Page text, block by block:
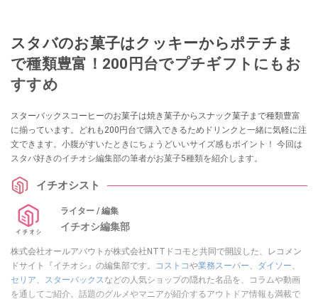
スタバのお菓子はクッキーからポテチま
で種類豊富！200円台でプチギフトにもお
すすめ
スターバックスコーヒーのお菓子は焼き菓子からスナック菓子まで種類豊富
に揃っています。どれも200円台で購入できるためドリンクと一緒に気軽に注
文できます。小腹がすいたときにちょうどいいサイズ感もポイント！ 今回は
スタバ好きのイチオシ編集部の筆者がお菓子5種類を紹介します。
イチオシスト
ライター / 編集
イチオシ編集部
株式会社オールアバウトが株式会社NTTドコモと共同で開設した、レコメン
ドサイト『イチオシ』の編集部です。
コストコや業務スーパー、 ダイソー、
セリア、 スターバックスなどの人気ショップの隠れた名品を、コラムや動画
を通してご紹介。話題のグルメやマニアが紹介するアウトドア情報も満載で